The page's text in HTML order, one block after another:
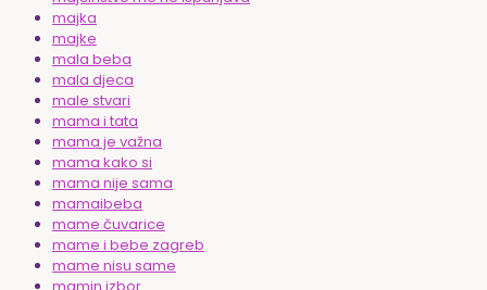
majka
majke
mala beba
mala djeca
male stvari
mama i tata
mama je važna
mama kako si
mama nije sama
mamaibeba
mame čuvarice
mame i bebe zagreb
mame nisu same